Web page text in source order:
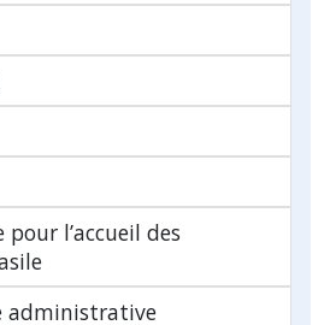
pour l’accueil des
administrative